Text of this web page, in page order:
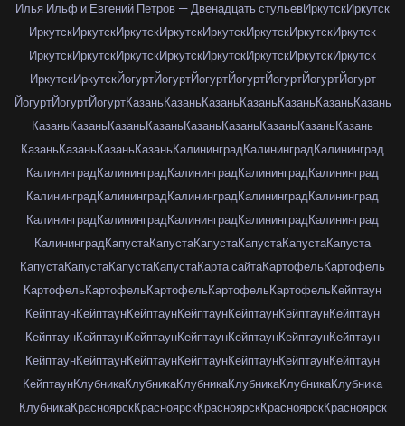
Илья Ильф и Евгений Петров — Двенадцать стульевИркутскИркутск
ИркутскИркутскИркутскИркутскИркутскИркутскИркутскИркутск
ИркутскИркутскИркутскИркутскИркутскИркутскИркутскИркутск
ИркутскИркутскЙогуртЙогуртЙогуртЙогуртЙогуртЙогуртЙогурт
ЙогуртЙогуртЙогуртКазаньКазаньКазаньКазаньКазаньКазаньКазань
КазаньКазаньКазаньКазаньКазаньКазаньКазаньКазаньКазань
КазаньКазаньКазаньКазаньКалининградКалининградКалининград
КалининградКалининградКалининградКалининградКалининград
КалининградКалининградКалининградКалининградКалининград
КалининградКалининградКалининградКалининградКалининград
КалининградКапустаКапустаКапустаКапустаКапустаКапуста
КапустаКапустаКапустаКапустаКарта сайтаКартофельКартофель
КартофельКартофельКартофельКартофельКартофельКейптаун
КейптаунКейптаунКейптаунКейптаунКейптаунКейптаунКейптаун
КейптаунКейптаунКейптаунКейптаунКейптаунКейптаунКейптаун
КейптаунКейптаунКейптаунКейптаунКейптаунКейптаунКейптаун
КейптаунКлубникаКлубникаКлубникаКлубникаКлубникаКлубника
КлубникаКрасноярскКрасноярскКрасноярскКрасноярскКрасноярск